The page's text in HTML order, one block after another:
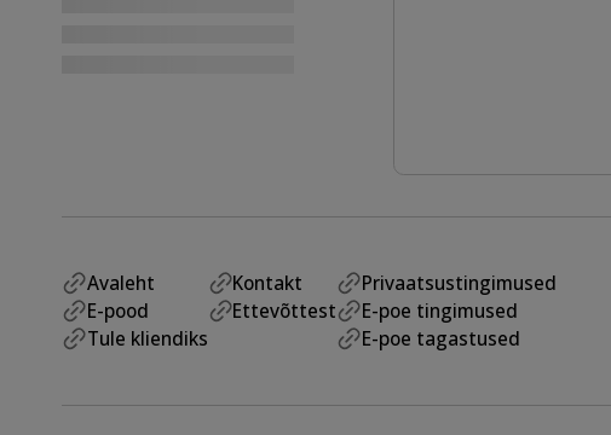
Avaleht
E-pood
Tule kliendiks
Kontakt
Ettevõttest
Privaatsustingimused
E-poe tingimused
E-poe tagastused